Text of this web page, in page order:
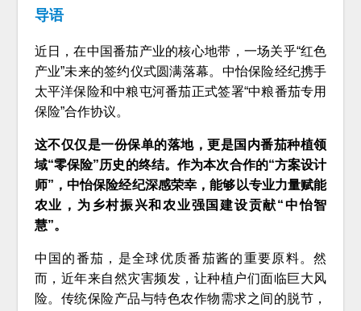
导语
近日，在中国番茄产业的核心地带，一场关乎“红色
产业”未来的签约仪式圆满落幕。中怡保险经纪携手
太平洋保险和中粮屯河番茄正式签署“中粮番茄专用
保险”合作协议。
这不仅仅是一份保单的落地，更是国内番茄种植领
域“零保险”历史的终结。作为本次合作的“方案设计
师”，中怡保险经纪深感荣幸，能够以专业力量赋能
农业，为乡村振兴和农业强国建设贡献“中怡智
慧”。
中国的番茄，是全球优质番茄酱的重要原料。然
而，近年来自然灾害频发，让种植户们面临巨大风
险。传统保险产品与特色农作物需求之间的脱节，